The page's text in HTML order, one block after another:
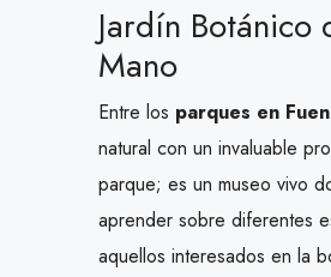
Jardín
Mano
Entre los parques en
natural con un invaluable
parque; es un museo vivo
aprender sobre diferentes
aquellos interesados en la